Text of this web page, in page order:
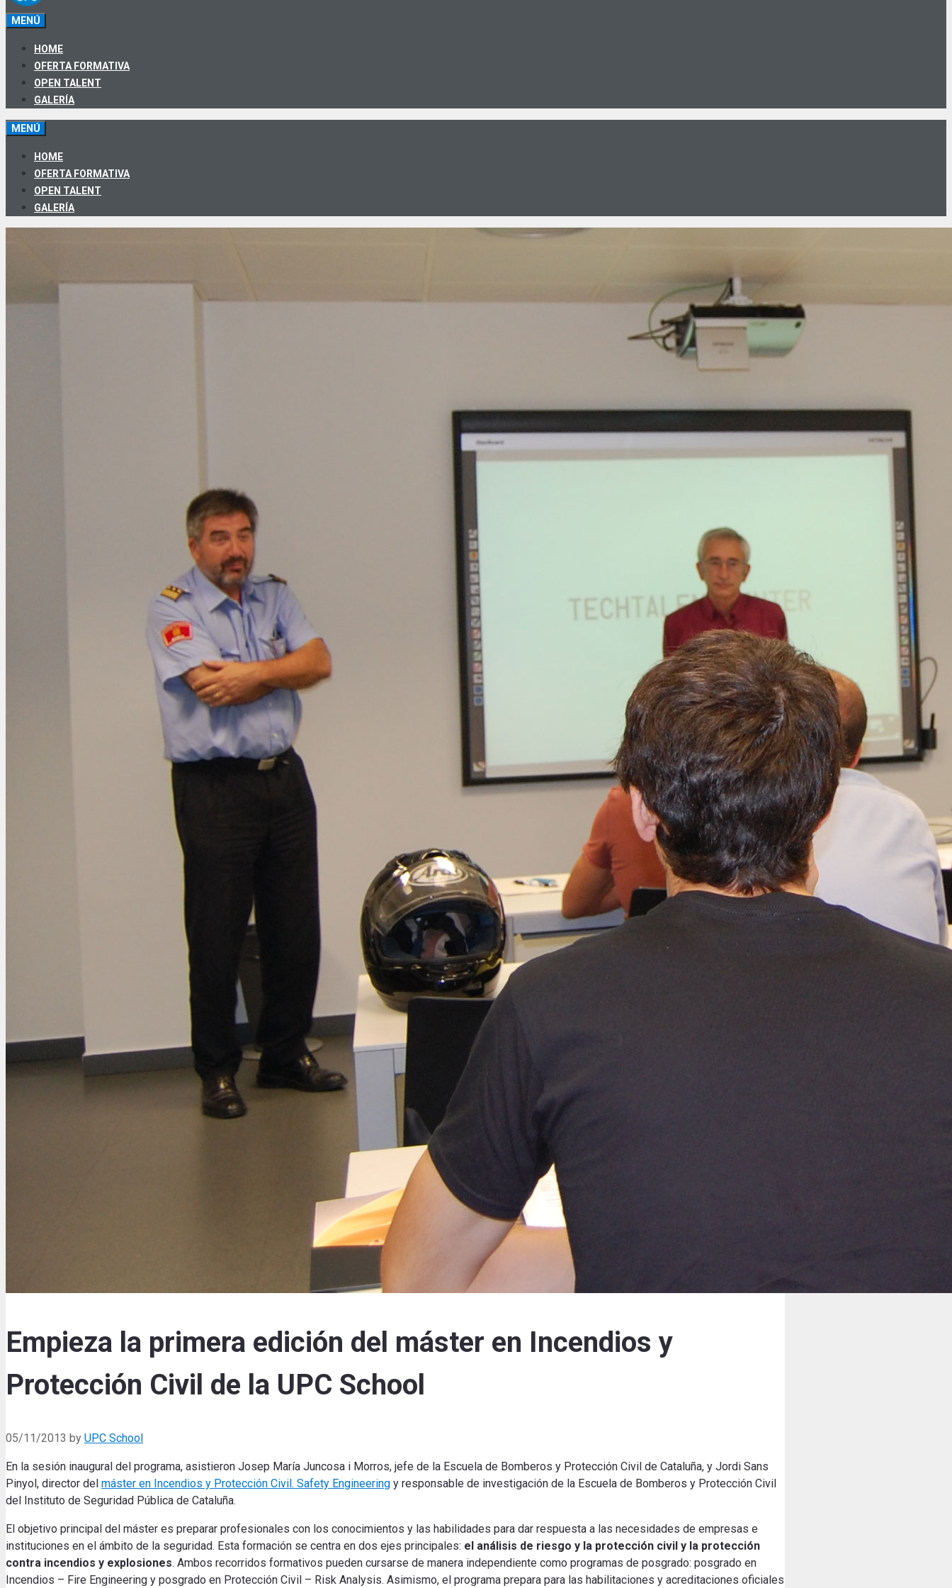
MENÚ
HOME
OFERTA FORMATIVA
OPEN TALENT
GALERÍA
MENÚ
HOME
OFERTA FORMATIVA
OPEN TALENT
GALERÍA
Empieza la primera edición del máster en Incendios y
Protección Civil de la UPC School
05/11/2013 by UPC School
En la sesión inaugural del programa, asistieron Josep María Juncosa i Morros, jefe de la Escuela de Bomberos y Protección Civil de Cataluña, y Jordi Sans
Pinyol, director del máster en Incendios y Protección Civil. Safety Engineering y responsable de investigación de la Escuela de Bomberos y Protección Civil
del Instituto de Seguridad Pública de Cataluña.
El objetivo principal del máster es preparar profesionales con los conocimientos y las habilidades para dar respuesta a las necesidades de empresas e
instituciones en el ámbito de la seguridad. Esta formación se centra en dos ejes principales: el análisis de riesgo y la protección civil y la protección
contra incendios y explosiones. Ambos recorridos formativos pueden cursarse de manera independiente como programas de posgrado: posgrado en
Incendios – Fire Engineering y posgrado en Protección Civil – Risk Analysis. Asimismo, el programa prepara para las habilitaciones y acreditaciones oficiales